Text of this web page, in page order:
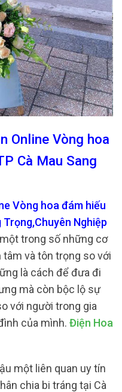
Online Vòng hoa
Cà Mau Sang
Vòng hoa đám hiếu
Nghiệp
trong số những cơ
và tôn trọng so với
là cách để đưa đi
mà còn bộc lộ sự
với người trong gia
của mình. Điện Hoa
một liên quan uy tín
chia bi tráng tại Cà